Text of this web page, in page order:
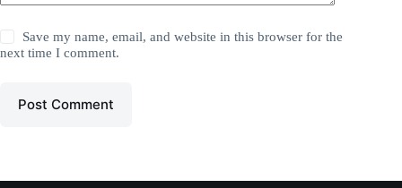
Save my name, email, and website in this browser for the
next time I comment.
Post Comment